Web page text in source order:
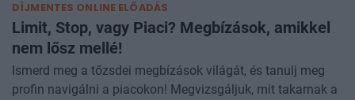
DÍJMENTES ONLINE ELŐADÁS
Limit, Stop, vagy Piaci? Megbízások, amikkel
nem lősz mellé!
Ismerd meg a tőzsdei megbízások világát, és tanulj meg
profin navigálni a piacokon! Megvizsgáljuk, mit takarnak a